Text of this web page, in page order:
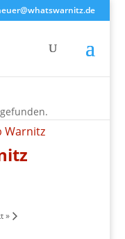
Warnitz
»